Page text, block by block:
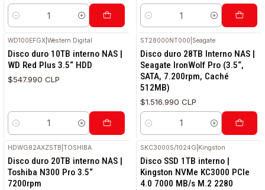
Cantidad Cantidad
WD100EFGX |Western Digital
Disco duro 10TB interno NAS |
WD Red Plus 3.5“ HDD
$547.990 CLP
Cantidad
ST28000NT000 Seagate
Disco duro 28TB Interno NAS |
Seagate IronWolf Pro (3.5“,
SATA, 7.200rpm, Caché
512MB)
$1.516.990 CLP
Cantidad
HDWG82AXZSTB |TOSHIBA
Disco duro 20TB interno NAS |
Toshiba N300 Pro 3.5“
7200rpm
SKC3000S/1024G Kingston
Disco SSD 1TB interno |
Kingston NVMe KC3000 PCIe
4.0 7000 MB/s M.2 2280